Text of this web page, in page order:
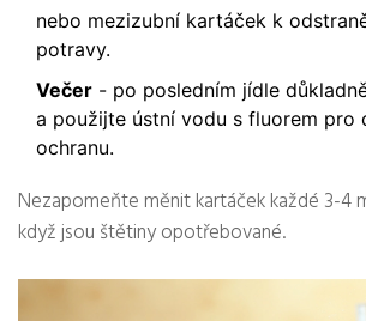
nebo mezizubní kartáček k
potravy.
Večer - po posledním jídle
a použijte ústní vodu s fluorem pro
ochranu.
Nezapomeňte měnit kartáček každé 3-4
když jsou štětiny opotřebované.